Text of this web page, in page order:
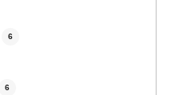
6
6